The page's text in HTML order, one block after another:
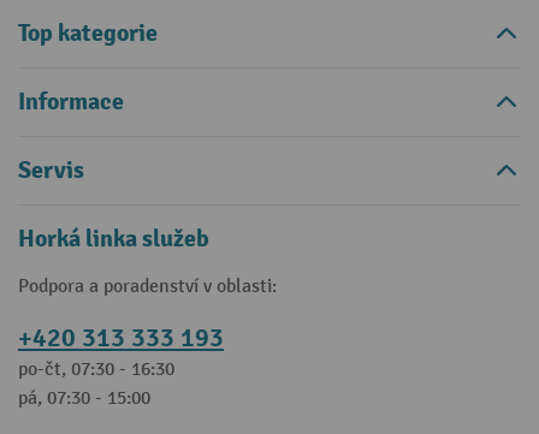
Top kategorie
Informace
Servis
Horká linka služeb
Podpora a poradenství v oblasti:
+420 313 333 193
po-čt, 07:30 - 16:30
pá, 07:30 - 15:00